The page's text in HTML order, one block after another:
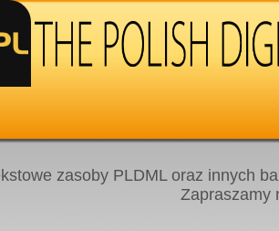
zasoby PLDML oraz innych
Zapraszamy